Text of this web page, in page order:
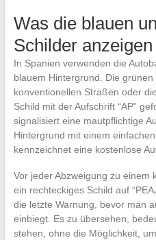
Was die blauen
Schilder anzeigen
In Spanien verwenden die
blauem Hintergrund. Die
konventionellen Straßen oder
Schild mit der Aufschrift “AP”
signalisiert eine mautpflichtige
Hintergrund mit einem
kennzeichnet eine kostenlose
Vor jeder Abzweigung zu einem
ein rechteckiges Schild auf
die letzte Warnung, bevor man
einbiegt. Es zu übersehen,
stehen, ohne die Möglichkeit,